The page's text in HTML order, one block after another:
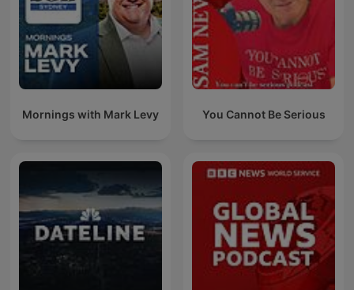
Mornings with Mark Levy You Cannot Be Serious